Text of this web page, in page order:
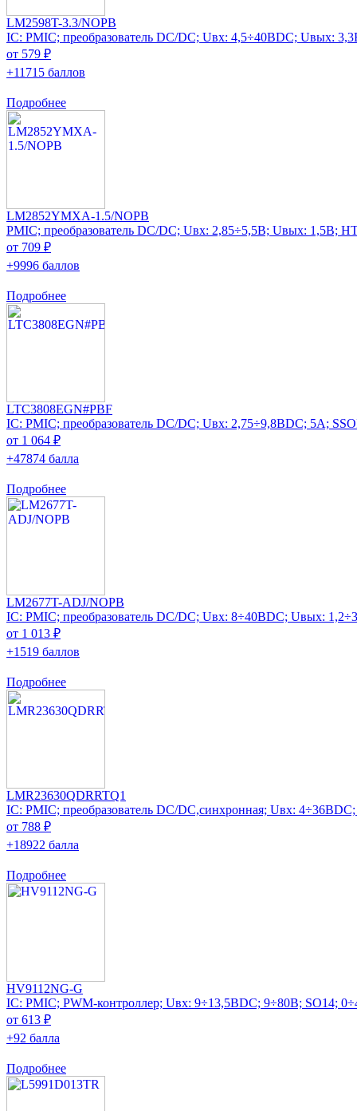
LM2598T-3.3/NOPB
IC: PMIC; преобразователь DC/DC; Uвх: 4,5÷40ВDC; Uвых:
от 579 ₽
+11715 баллов
Подробнее
LM2852YMXA-1.5/NOPB
PMIC; преобразователь DC/DC; Uвх: 2,85÷5,5В; Uвых: 1,5В;
от 709 ₽
+9996 баллов
Подробнее
LTC3808EGN#PBF
IC: PMIC; преобразователь DC/DC; Uвх: 2,75÷9,8ВDC; 5А;
от 1 064 ₽
+47874 балла
Подробнее
LM2677T-ADJ/NOPB
IC: PMIC; преобразователь DC/DC; Uвх: 8÷40ВDC; Uвых:
от 1 013 ₽
+1519 баллов
Подробнее
LMR23630QDRRTQ1
IC: PMIC; преобразователь DC/DC,синхронная; Uвх:
от 788 ₽
+18922 балла
Подробнее
HV9112NG-G
IC: PMIC; PWM-контроллер; Uвх: 9÷13,5ВDC; 9÷80В; SO14;
от 613 ₽
+92 балла
Подробнее